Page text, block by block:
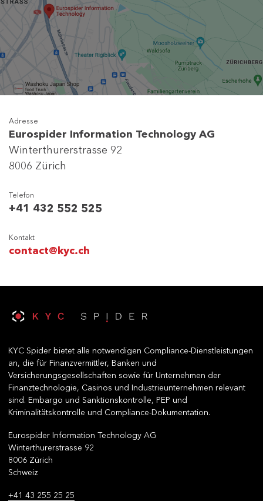
Adresse
Eurospider Information Technology AG
Winterthurerstrasse 92
8006 Zürich
Telefon
+41 432 552 525
Kontakt
contact@kyc.ch
KYC Spider bietet alle notwendigen Compliance-Dienstleistungen
an, die für Finanzvermittler, Banken und
Versicherungsgesellschaften sowie für Unternehmen der
Finanztechnologie, Casinos und Industrieunternehmen relevant
sind. Embargo und Sanktionskontrolle, PEP und
Kriminalitätskontrolle und Compliance-Dokumentation.
Eurospider Information Technology AG
Winterthurerstrasse 92
8006 Zürich
Schweiz
+41 43 255 25 25